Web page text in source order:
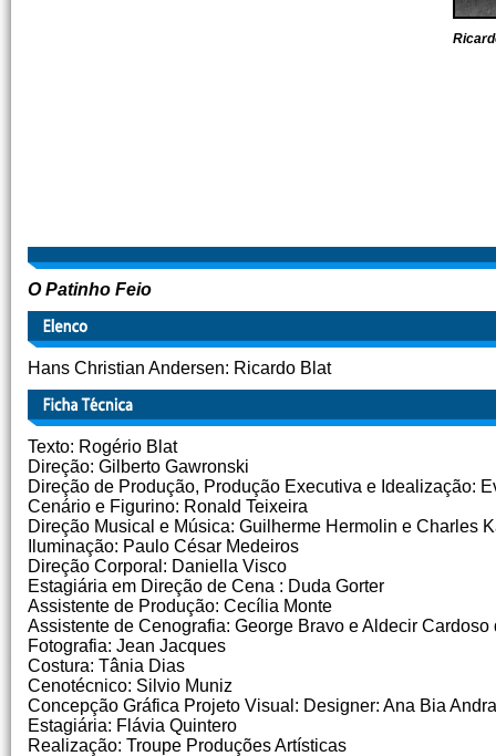
O Patinho Feio
Hans Christian Andersen: Ricardo Blat
Texto: Rogério Blat
Direção: Gilberto Gawronski
Direção de Produção, Produção Executiva e Idealização:
Cenário e Figurino: Ronald Teixeira
Direção Musical e Música: Guilherme Hermolin e Charles
Iluminação: Paulo César Medeiros
Direção Corporal: Daniella Visco
Estagiária em Direção de Cena : Duda Gorter
Assistente de Produção: Cecília Monte
Assistente de Cenografia: George Bravo e Aldecir Cardoso
Fotografia: Jean Jacques
Costura: Tânia Dias
Cenotécnico: Silvio Muniz
Concepção Gráfica Projeto Visual: Designer: Ana Bia
Estagiária: Flávia Quintero
Realização: Troupe Produções Artísticas